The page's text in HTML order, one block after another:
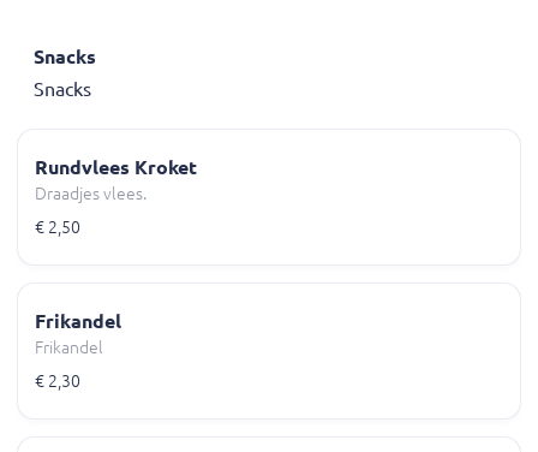
Snacks
Snacks
Rundvlees Kroket
Draadjes vlees.
€ 2,50
Frikandel
Frikandel
€ 2,30